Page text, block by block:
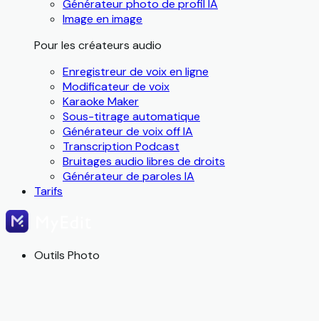
Générateur photo de profil IA
Image en image
Pour les créateurs audio
Enregistreur de voix en ligne
Modificateur de voix
Karaoke Maker
Sous-titrage automatique
Générateur de voix off IA
Transcription Podcast
Bruitages audio libres de droits
Générateur de paroles IA
Tarifs
Outils Photo